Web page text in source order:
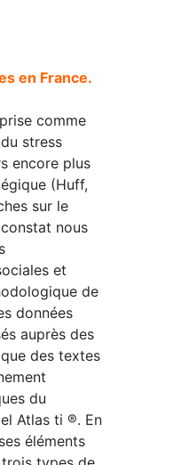
en France.
comme
stress
encore plus
(Huff,
sur le
nous
et
de
données
auprès des
des textes
du
Atlas ti ®. En
éléments